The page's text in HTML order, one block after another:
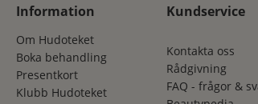
Information
Om Hudoteket
Boka behandling
Presentkort
Klubb Hudoteket
Kundservice
Kontakta oss
Rådgivning
FAQ - frågor &